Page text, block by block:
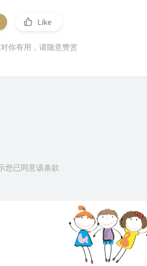
Like
你有用，请随意赞赏
您已同意该条款